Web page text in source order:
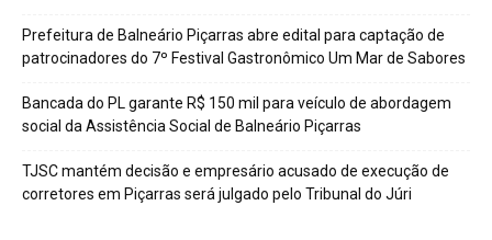
Prefeitura de Balneário Piçarras abre edital para captação de
patrocinadores do 7º Festival Gastronômico Um Mar de Sabores
Bancada do PL garante R$ 150 mil para veículo de abordagem
social da Assistência Social de Balneário Piçarras
TJSC mantém decisão e empresário acusado de execução de
corretores em Piçarras será julgado pelo Tribunal do Júri